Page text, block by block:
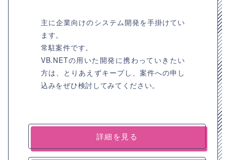
主に企業向けのシステム開発を⼿掛けてい
ます。
常駐案件です。
VB.NETの用いた開発に携わっていきたい
方は、とりあえずキープし、案件への申し
込みをぜひ検討してみてください。
詳細を見る